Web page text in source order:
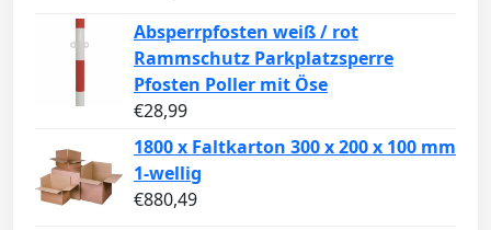
Absperrpfosten weiß / rot
Rammschutz Parkplatzsperre
Pfosten Poller mit Öse
€28,99
1800 x Faltkarton 300 x 200 x 100 mm
1-wellig
€880,49